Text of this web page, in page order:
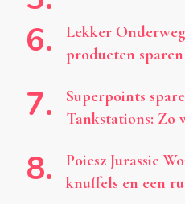
Lekker
producten
Superpoints
Tankstations: Zo
Poiesz Jurassic
knuffels en een